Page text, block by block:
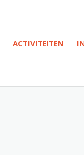
ACTIVITEITEN